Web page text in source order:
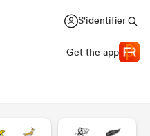
S'identifier
Get the app